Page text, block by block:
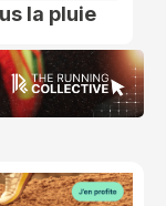
la pluie